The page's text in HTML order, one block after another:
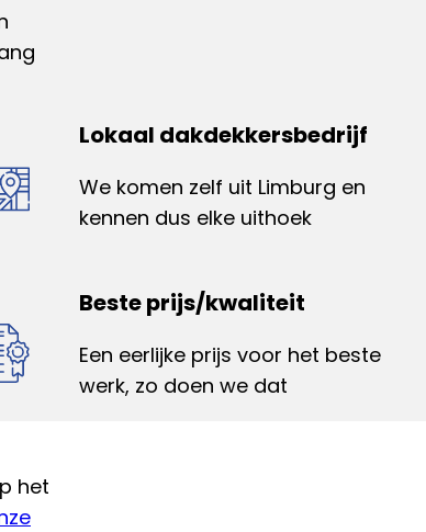
Lokaal dakdekkersbedrijf
We komen zelf uit Limburg en
kennen dus elke uithoek
Beste prijs/kwaliteit
Een eerlijke prijs voor het beste
werk, zo doen we dat
het